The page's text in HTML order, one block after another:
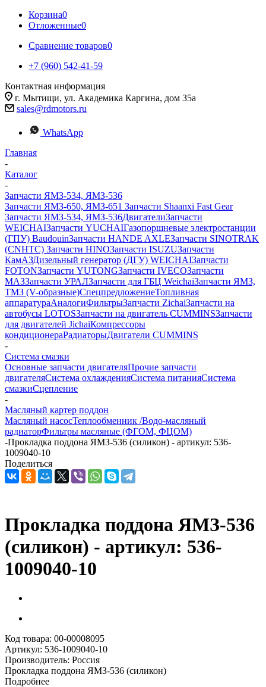
Корзина0
Отложенные0
Сравнение товаров0
+7 (960) 542-41-59
Контактная информация
г. Мытищи, ул. Академика Каргина, дом 35а
sales@rdmotors.ru
WhatsApp
Главная
-
Каталог
-
Запчасти ЯМЗ-534, ЯМЗ-536
Запчасти ЯМЗ-650, ЯМЗ-651 Запчасти Shaanxi Fast Gear
Запчасти ЯМЗ-534, ЯМЗ-536ДвигателиЗапчасти
WEICHAIЗапчасти YUCHAIГазопоршневые электростанции
(ГПУ) BaudouinЗапчасти HANDE AXLEЗапчасти SINOTRAK
(CNHTC) Запчасти HINOЗапчасти ISUZUЗапчасти
КамАЗДизельный генератор (ДГУ) WEICHAIЗапчасти
FOTONЗапчасти YUTONGЗапчасти IVECOЗапчасти
МАЗЗапчасти УРАЛЗапчасти для ГБЦ WeichaiЗапчасти ЯМЗ,
ТМЗ (V-образные)СпецпредложениеТопливная
аппаратураАналогиФильтрыЗапчасти ZichaiЗапчасти на
автобусы LOTOSЗапчасти на двигатель CUMMINSЗапчасти
для двигателей JichaiКомпрессоры
кондиционераРадиаторыДвигатели CUMMINS
-
Система смазки
Основные запчасти двигателяПрочие запчасти
двигателяСистема охлажденияСистема питанияСистема
смазкиСцепление
-
Масляный картер поддон
Масляный насосТеплообменник /Водо-масляный
радиаторФильтры масляные (ФГОМ, ФЦОМ)
-Прокладка поддона ЯМЗ-536 (силикон) - артикул: 536-
1009040-10
Поделиться
Прокладка поддона ЯМЗ-536
(силикон) - артикул: 536-
1009040-10
Код товара: 00-00008095
Артикул: 536-1009040-10
Производитель: Россия
Прокладка поддона ЯМЗ-536 (силикон)
Подробнее